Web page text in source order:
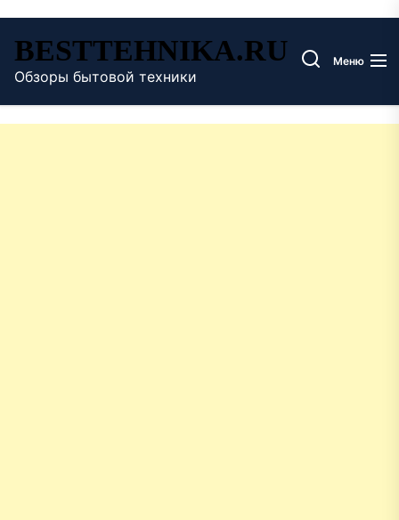
содержимому
BESTTEHNIKA.RU
Обзоры бытовой техники
Меню